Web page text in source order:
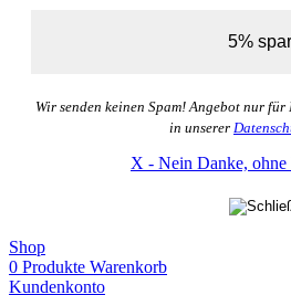
Wir senden keinen Spam! Angebot nur
in unserer
X - Nein Danke, ohne
Shop
0 Produkte Warenkorb
Kundenkonto